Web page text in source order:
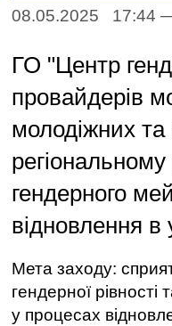
08.05.2025 17:44
ГО "Центр
провайдерів
молодіжних та
гендерного
відновлення в
Мета заходу:
гендерної рівності
у процесах